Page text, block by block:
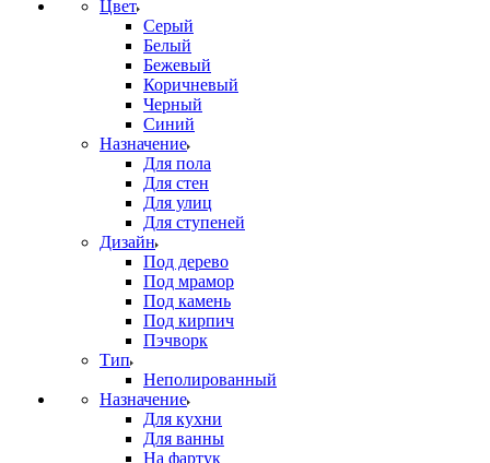
Цвет
Серый
Белый
Бежевый
Коричневый
Черный
Синий
Назначение
Для пола
Для стен
Для улиц
Для ступеней
Дизайн
Под дерево
Под мрамор
Под камень
Под кирпич
Пэчворк
Тип
Неполированный
Назначение
Для кухни
Для ванны
На фартук